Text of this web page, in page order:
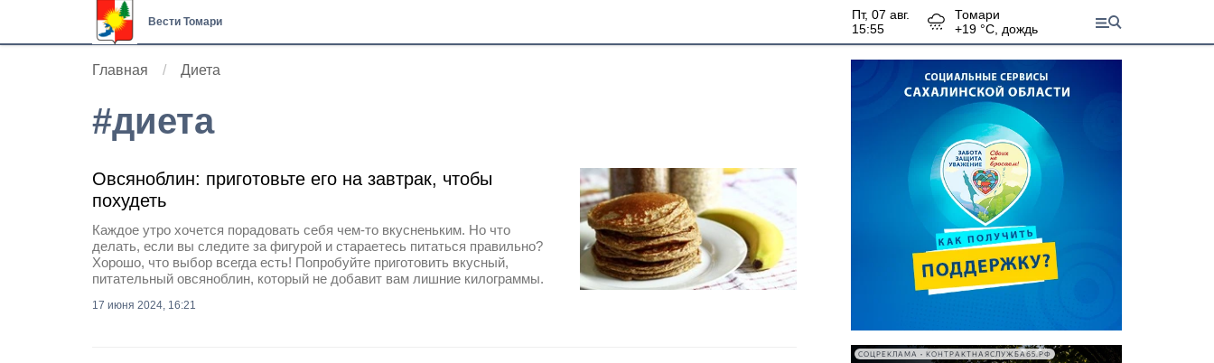
Вести Томари
пт, 07 авг.
15:55
Томари
+19 °С, дождь
Главная Диета
#диета
Овсяноблин: приготовьте его на завтрак, чтобы
похудеть
Каждое утро хочется порадовать себя чем-то вкусненьким. Но что
делать, если вы следите за фигурой и стараетесь питаться правильно?
Хорошо, что выбор всегда есть! Попробуйте приготовить вкусный,
питательный овсяноблин, который не добавит вам лишние килограммы.
17 июня 2024, 16:21
СОЦРЕКЛАМА • КОНТРАКТНАЯСЛУЖБА65.РФ